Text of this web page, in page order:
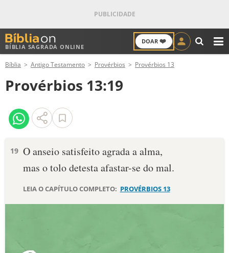
BÍBLIA SAGRADA ONLINE
DOAR ❤️
ANTIGO TESTAMENTO
NOVO TESTAMENTO
VERSÍCULOS
PALAVRA DO DIA
10 MANDAMENTOS
Bíblia Antigo Testamento Provérbios Provérbios 13
Provérbios 13:19
19 O anseio satisfeito agrada a alma,
mas o tolo detesta afastar-se do mal.
LEIA O CAPÍTULO COMPLETO: PROVÉRBIOS 13